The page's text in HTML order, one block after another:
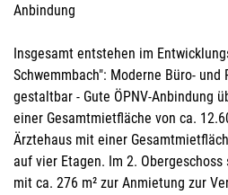
Anbindung
Insgesamt entstehen im
Schwemmbach": Moderne Büro-
gestaltbar - Gute ÖPNV-Anbindung
einer Gesamtmietfläche von ca.
Ärztehaus mit einer
auf vier Etagen. Im 2.
mit ca. 276 m² zur Anmietung zur